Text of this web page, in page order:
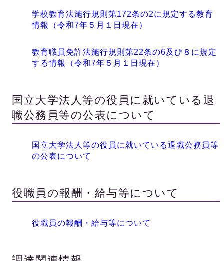
学校教育法施行規則第172条の2に規定する教育
情報（令和7年５月１日現在）
教育職員免許法施行規則第22条の6及び８に規定
する情報（令和7年５月１日現在）
国立大学法人等の役員に就いている退
職公務員等の公表について
国立大学法人等の役員に就いている退職公務員等
の公表について
役職員の報酬・給与等について
役職員の報酬・給与等について